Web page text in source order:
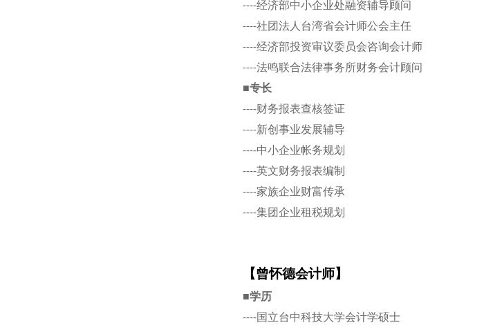
----经济部中小企业处融资辅导顾问
----社团法人台湾省会计师公会主任
----经济部投资审议委员会咨询会计师
----法鸣联合法律事务所财务会计顾问
■专长
----财务报表查核签证
----新创事业发展辅导
----中小企业帐务规划
----英文财务报表编制
----家族企业财富传承
----集团企业租税规划
【曾怀德会计师】
■学历
----国立台中科技大学会计学硕士